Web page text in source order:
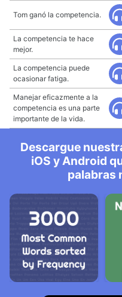
Tom ganó la competencia.
La competencia te hace
mejor.
La competencia puede
ocasionar fatiga.
Manejar eficazmente a la
competencia es una parte
importante de la vida.
Descargue
iOS y Android
palabras